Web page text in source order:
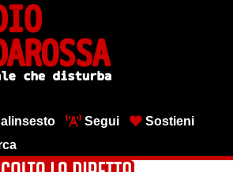
Segui
Sostieni